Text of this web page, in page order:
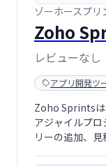
ゾーホースプリ
Zoho
レビューなし
アプリ開発ツ
Zoho Sprintsは
アジャイルプ
リーの追加、